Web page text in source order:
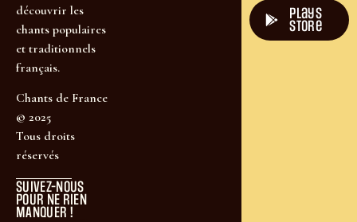
découvrir les
chants populaires
et traditionnels
français.
Chants de France
© 2025
Tous droits
réservés
SUIVEZ-NOUS
POUR NE RIEN
MANQUER !
plays
store